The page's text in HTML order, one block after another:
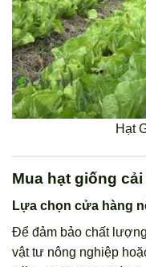
Hạt
Mua hạt giống
Lựa chọn cửa hàng
Để đảm bảo chất
vật tư nông nghiệp